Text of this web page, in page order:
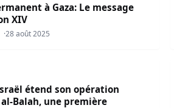
à Gaza: Le message
XIV
28 août 2025
étend son opération
Balah, une première